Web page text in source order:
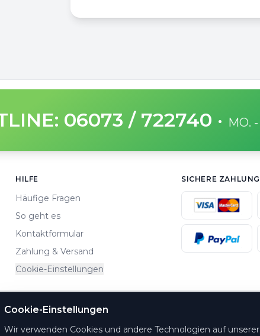
06073 / 722740 · MO.
HILFE
Häufige Fragen
So geht es
Kontaktformular
Zahlung & Versand
Cookie-Einstellungen
SICHERE ZAHLUNG
Veranstaltungsorte.
Cookie-Einstellungen
Wir verwenden Cookies und andere Technologien auf